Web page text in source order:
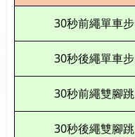
30秒前繩單車步
30秒後繩單車步
30秒前繩雙腳跳
30秒後繩雙腳跳